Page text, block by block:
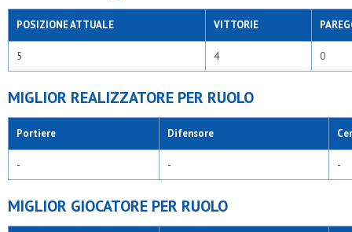
POSIZIONE ATTUALE VITTORIE
5 4 0
MIGLIOR REALIZZATORE PER RUOLO
Portiere Difensore
- - -
MIGLIOR GIOCATORE PER RUOLO